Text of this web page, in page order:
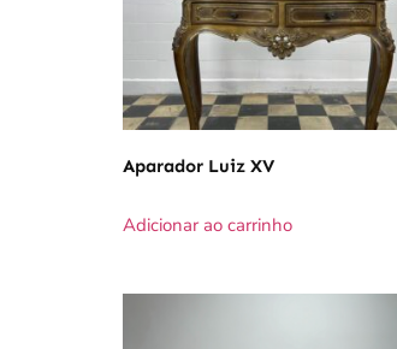
Aparador Luiz XV
Adicionar ao carrinho